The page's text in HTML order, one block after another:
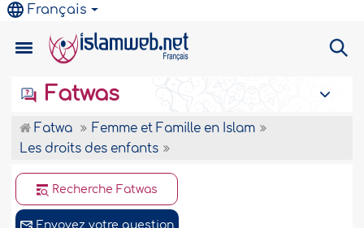
Français
Fatwas
Fatwa
Femme et Famille en Islam
Les droits des enfants
Recherche Fatwas
Envoyez votre question